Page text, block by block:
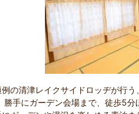
の清津レイクサイドロッヂが行う
勝手にガーデン会場まで、徒歩5